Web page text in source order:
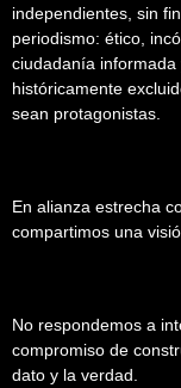
independientes, sin
periodismo: ético,
ciudadanía
históricamente
sean protagonistas.
En alianza estrecha
compartimos una
No respondemos a
compromiso de
dato y la verdad.